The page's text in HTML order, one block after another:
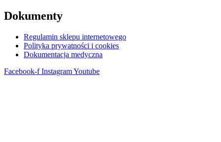
Dokumenty
Regulamin sklepu internetowego
Polityka prywatności i cookies
Dokumentacja medyczna
Facebook-f InstagramYoutube